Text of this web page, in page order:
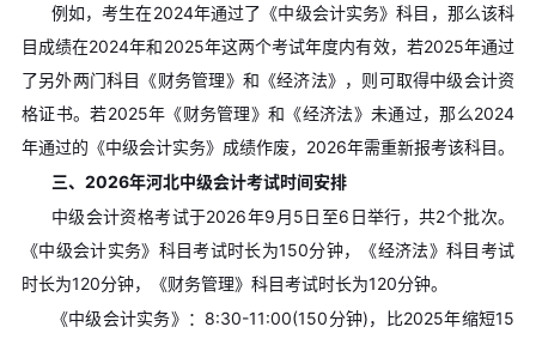
例如，考生在2024年通过了《中级会计实务》科目，那么该科
目成绩在2024年和2025年这两个考试年度内有效，若2025年通过
了另外两门科目《财务管理》和《经济法》，则可取得中级会计资
格证书。若2025年《财务管理》和《经济法》未通过，那么2024
年通过的《中级会计实务》成绩作废，2026年需重新报考该科目。
三、2026年河北中级会计考试时间安排
中级会计资格考试于2026年9月5日至6日举行，共2个批次。
《中级会计实务》科目考试时长为150分钟，《经济法》科目考试
时长为120分钟，《财务管理》科目考试时长为120分钟。
《中级会计实务》：8:30-11:00(150分钟)，比2025年缩短15